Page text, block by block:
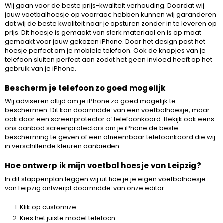
Wij gaan voor de beste prijs-kwaliteit verhouding. Doordat wij
jouw voetbalhoesje op voorraad hebben kunnen wij garanderen
dat wij de beste kwaliteit naar je opsturen zonder in te leveren op
prijs. Dit hoesje is gemaakt van sterk materiaal en is op maat
gemaakt voor jouw gekozen iPhone. Door het design past het
hoesje perfect om je mobiele telefoon. Ook de knopjes van je
telefoon sluiten perfect aan zodat het geen invloed heeft op het
gebruik van je iPhone.
Bescherm je telefoon zo goed mogelijk
Wij adviseren altijd om je iPhone zo goed mogelijk te
beschermen. Dit kan doormiddel van een voetbalhoesje, maar
ook door een screenprotector of telefoonkoord. Bekijk ook eens
ons aanbod screenprotectors om je iPhone de beste
bescherming te geven of een afneembaar telefoonkoord die wij
in verschillende kleuren aanbieden.
Hoe ontwerp ik mijn voetbal hoesje van Leipzig?
In dit stappenplan leggen wij uit hoe je je eigen voetbalhoesje
van Leipzig ontwerpt doormiddel van onze editor:
Klik op customize.
Kies het juiste model telefoon.